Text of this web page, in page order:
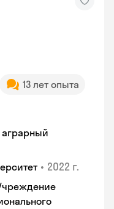
13 лет опыта
• 2022 г.